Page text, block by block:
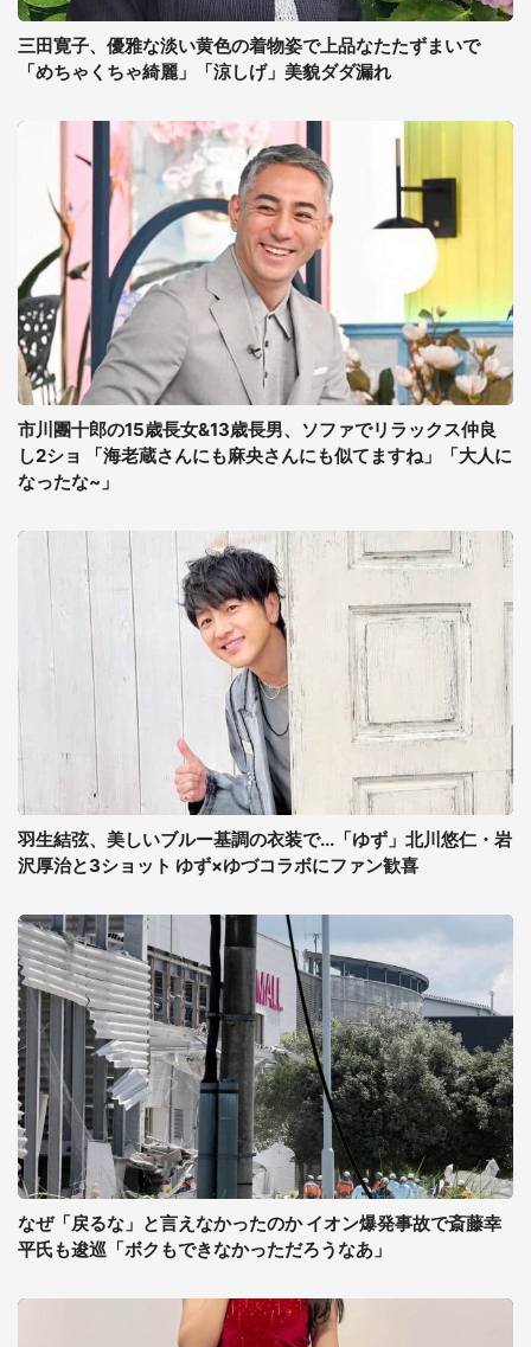
三田寛子、優雅な淡い黄色の着物姿で上品なたたずまいで
「めちゃくちゃ綺麗」「涼しげ」美貌ダダ漏れ
市川團十郎の15歳長女&13歳長男、ソファでリラックス仲良
し2ショ 「海老蔵さんにも麻央さんにも似てますね」「大人に
なったな~」
羽生結弦、美しいブルー基調の衣装で...「ゆず」北川悠仁・岩
沢厚治と3ショット ゆず×ゆづコラボにファン歓喜
なぜ「戻るな」と言えなかったのか イオン爆発事故で斎藤幸
平氏も逡巡「ボクもできなかっただろうなあ」